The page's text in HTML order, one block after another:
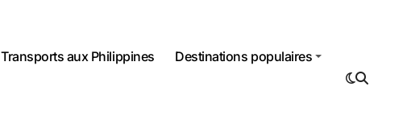
Transports aux Philippines Destinations populaires